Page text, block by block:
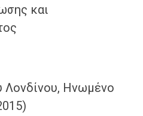
και
Λονδίνου, Ηνωμένο